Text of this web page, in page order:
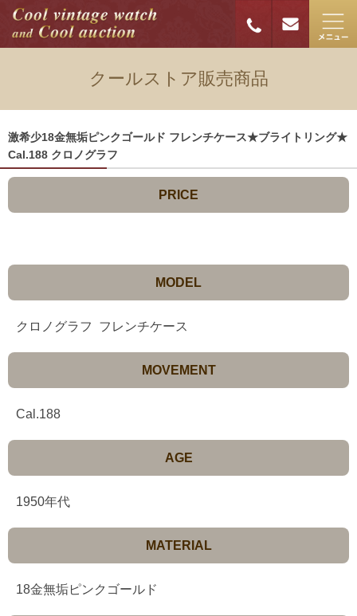
クールストア販売商品
激希少18金無垢ピンクゴールド フレンチケース★ブライトリング★
Cal.188 クロノグラフ
PRICE
MODEL
クロノグラフ フレンチケース
MOVEMENT
Cal.188
AGE
1950年代
MATERIAL
18金無垢ピンクゴールド